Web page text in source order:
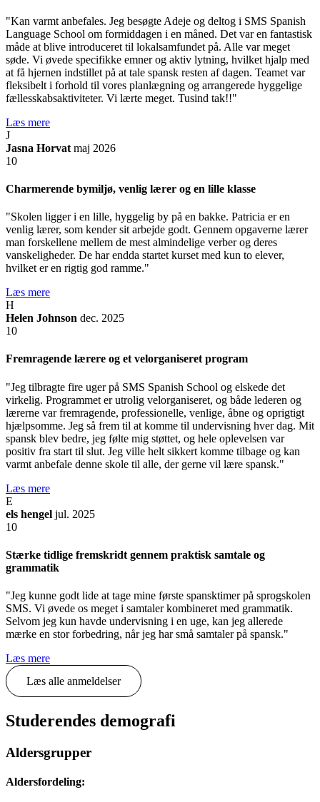
"Kan varmt anbefales. Jeg besøgte Adeje og deltog i SMS Spanish
Language School om formiddagen i en måned. Det var en fantastisk
måde at blive introduceret til lokalsamfundet på. Alle var meget
søde. Vi øvede specifikke emner og aktiv lytning, hvilket hjalp med
at få hjernen indstillet på at tale spansk resten af dagen. Teamet var
fleksibelt i forhold til vores planlægning og arrangerede hyggelige
fællesskabsaktiviteter. Vi lærte meget. Tusind tak!!"
Læs mere
J
Jasna Horvat maj 2026
10
Charmerende bymiljø, venlig lærer og en lille klasse
"Skolen ligger i en lille, hyggelig by på en bakke. Patricia er en
venlig lærer, som kender sit arbejde godt. Gennem opgaverne lærer
man forskellene mellem de mest almindelige verber og deres
vanskeligheder. De har endda startet kurset med kun to elever,
hvilket er en rigtig god ramme."
Læs mere
H
Helen Johnson dec. 2025
10
Fremragende lærere og et velorganiseret program
"Jeg tilbragte fire uger på SMS Spanish School og elskede det
virkelig. Programmet er utrolig velorganiseret, og både lederen og
lærerne var fremragende, professionelle, venlige, åbne og oprigtigt
hjælpsomme. Jeg så frem til at komme til undervisning hver dag. Mit
spansk blev bedre, jeg følte mig støttet, og hele oplevelsen var
positiv fra start til slut. Jeg ville helt sikkert komme tilbage og kan
varmt anbefale denne skole til alle, der gerne vil lære spansk."
Læs mere
E
els hengel jul. 2025
10
Stærke tidlige fremskridt gennem praktisk samtale og
grammatik
"Jeg kunne godt lide at tage mine første spansktimer på sprogskolen
SMS. Vi øvede os meget i samtaler kombineret med grammatik.
Selvom jeg kun havde undervisning i en uge, kan jeg allerede
mærke en stor forbedring, når jeg har små samtaler på spansk."
Læs mere
Læs alle anmeldelser
Studerendes demografi
Aldersgrupper
Aldersfordeling: